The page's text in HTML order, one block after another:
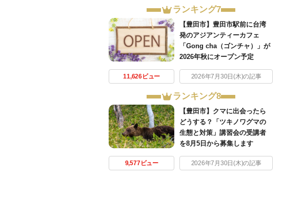
ランキング7
【豊田市】豊田市駅前に台湾
発のアジアンティーカフェ
「Gong cha（ゴンチャ）」が
2026年秋にオープン予定
11,626ビュー 2026年7月30日(木)の記事
ランキング8
【豊田市】クマに出会ったら
どうする？「ツキノワグマの
生態と対策」講習会の受講者
を8月5日から募集します
9,577ビュー 2026年7月30日(木)の記事